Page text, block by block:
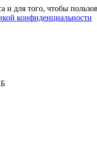
для того, чтобы
конфиденциальности